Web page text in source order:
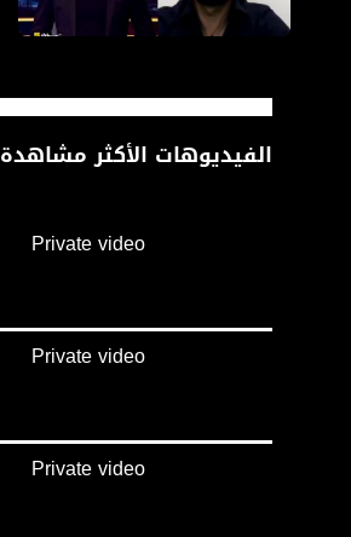
الفيديوهات الأكثر مشاهدة
Private video
Private video
Private video